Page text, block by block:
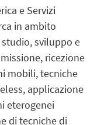
e Servizi
in ambito
sviluppo e
ricezione
mobili, tecniche
applicazione
eterogenei
di tecniche di